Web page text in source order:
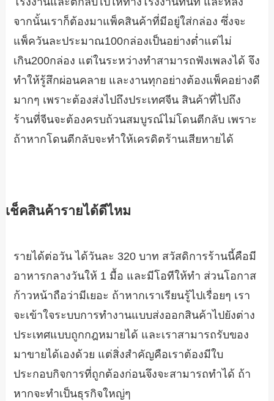
จากนั้นเราก็ต้องมาแพ็คสินค้าที่มีอยู่ใส่กล่อง ซึ่งจะ
แพ็ควันละประมาณ100กล่องเป็นอย่างต่ำแต่ไม่
เกิน200กล่อง แต่ในระหว่างทำสามารถฟังเพลงได้ จึง
ทำให้รู้สึกผ่อนคลาย และงานทุกอย่างต้องแพ็คอย่างดี
มากๆ เพราะต้องส่งไปถึงประเทศจีน สินค้าที่ไปถึง
ร้านที่จีนจะต้องครบถ้วนสมบูรณ์ไม่โดนตีกลับ เพราะ
ถ้าหากโดนตีกลับจะทำให้เครดิตร้านเสียหายได้
เช็คสินค้ารายได้ดีไหม
รายได้ต่อวัน ได้วันละ 320 บาท สวัสดิการร้านนี้คือมี
อาหารกลางวันให้ 1 มื้อ และมีโอทีให้ทำ ส่วนโอกาส
ก้าวหน้าถือว่ามีเยอะ ถ้าหากเราเรียนรู้ไปเรื่อยๆ เรา
จะเข้าใจระบบการทำงานแบบส่งออกสินค้าไปยังต่าง
ประเทศแบบถูกกฎหมายได้ และเราสามารถรับของ
มาขายได้เองด้วย แต่สิ่งสำคัญคือเราต้องมีใบ
ประกอบกิจการที่ถูกต้องก่อนจึงจะสามารถทำได้ ถ้า
หากจะทำเป็นธุรกิจใหญ่ๆ